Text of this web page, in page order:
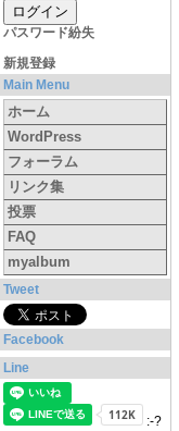
パスワード紛失
新規登録
Main Menu
ホーム
WordPress
フォーラム
リンク集
投票
FAQ
myalbum
Tweet
Facebook
Line
:-?